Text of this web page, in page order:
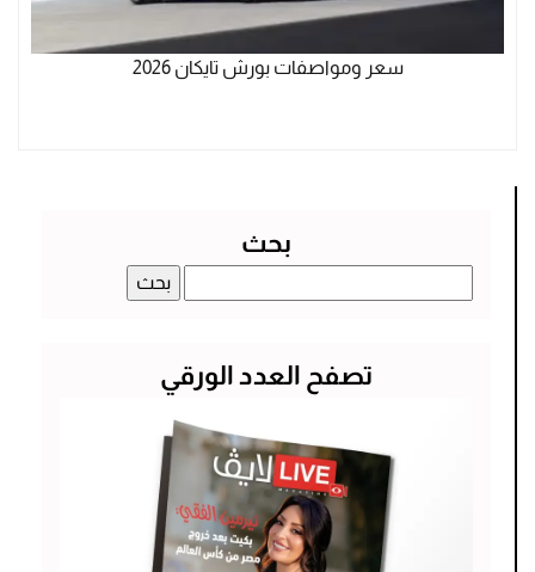
سعر ومواصفات بورش تايكان 2026
بحث
عن:
تصفح العدد الورقي